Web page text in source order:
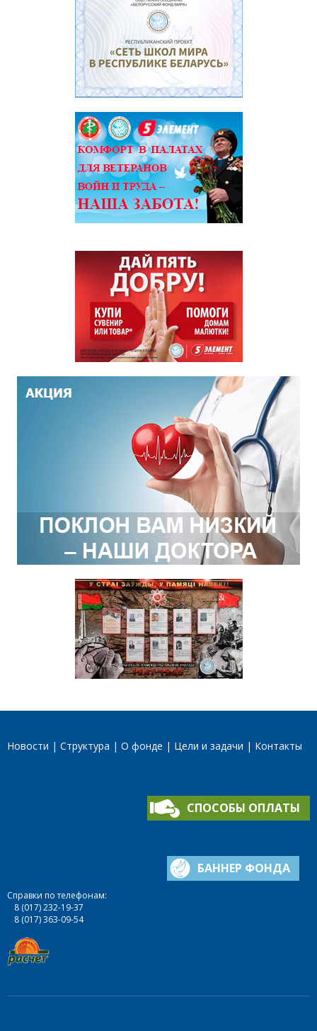
Новости Структура О фонде Цели и задачи Контакты
СПОСОБЫ ОПЛАТЫ
БАННЕР ФОНДА
Справки по телефонам:
8 (017) 232-19-37
8 (017) 363-09-54